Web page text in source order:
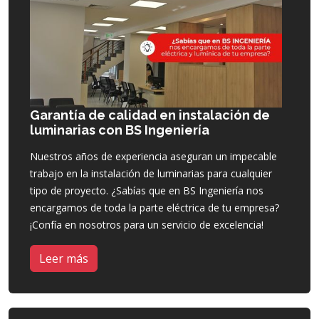
Garantía de calidad en instalación de
luminarias con BS Ingeniería
Nuestros años de experiencia aseguran un impecable
trabajo en la instalación de luminarias para cualquier
tipo de proyecto. ¿Sabías que en BS Ingeniería nos
encargamos de toda la parte eléctrica de tu empresa?
¡Confía en nosotros para un servicio de excelencia!
Leer más